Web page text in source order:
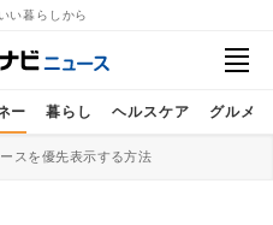
い暮らしから
ー 暮らし ヘルスケア グルメ
スを優先表示する方法